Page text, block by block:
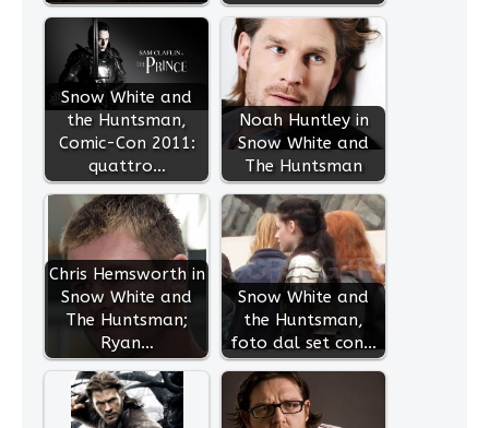
Snow White and
the Huntsman,
Comic-Con 2011:
quattro…
Noah Huntley in
Snow White and
The Huntsman
Chris Hemsworth in
Snow White and
The Huntsman;
Ryan…
Snow White and
the Huntsman,
foto dal set con…